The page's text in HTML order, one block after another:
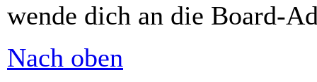
wende dich an die Board-
Nach oben